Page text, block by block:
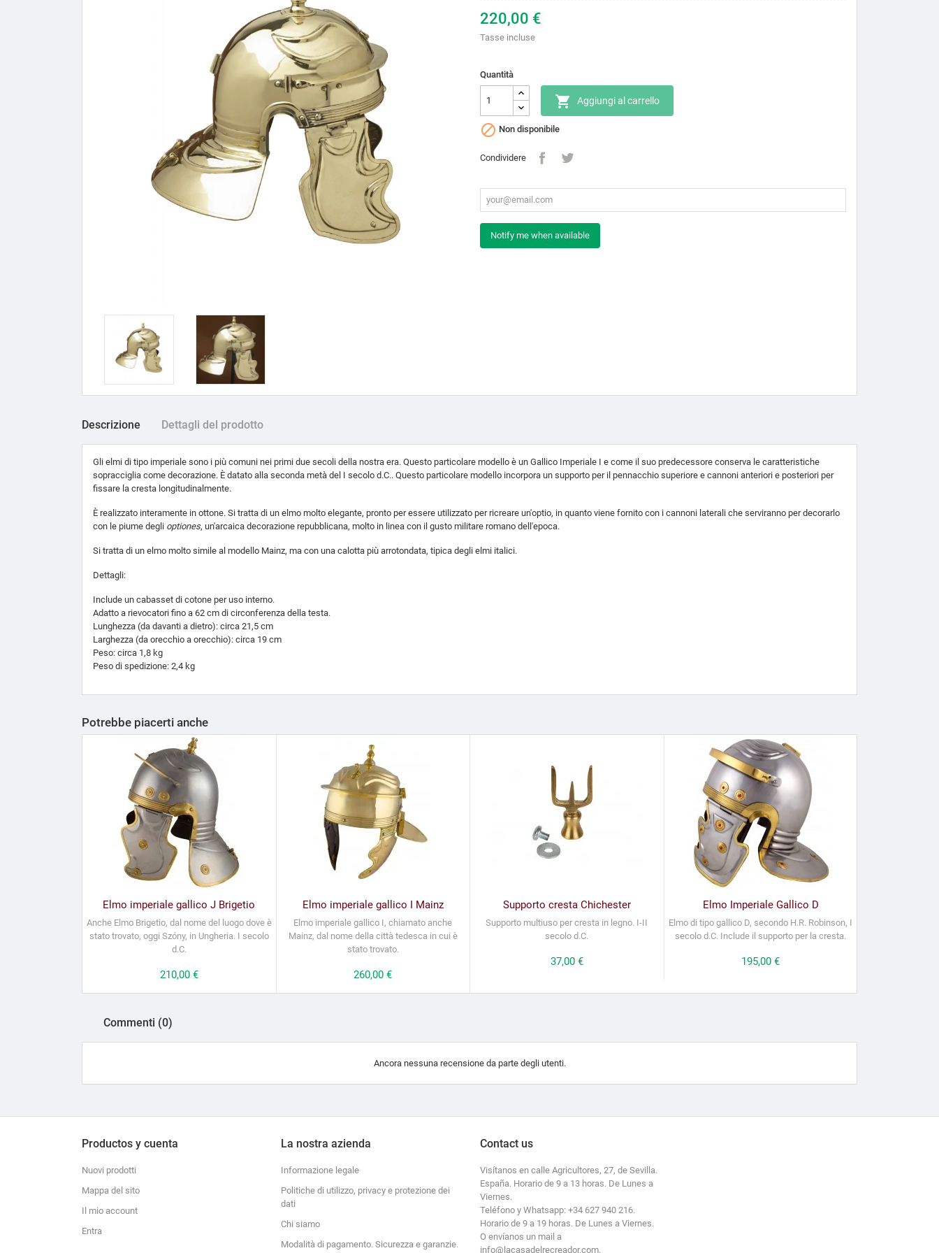
220,00 €
Tasse incluse
Quantità
 Aggiungi al carrello
 Non disponibile
Condividere
Notify me when available
Descrizione Dettagli del prodotto
Gli elmi di tipo imperiale sono i più comuni nei primi due secoli della nostra era. Questo particolare modello è un Gallico Imperiale I e come il suo predecessore conserva le caratteristiche
sopracciglia come decorazione. È datato alla seconda metà del I secolo d.C.. Questo particolare modello incorpora un supporto per il pennacchio superiore e cannoni anteriori e posteriori per
fissare la cresta longitudinalmente.
È realizzato interamente in ottone. Si tratta di un elmo molto elegante, pronto per essere utilizzato per ricreare un'optio, in quanto viene fornito con i cannoni laterali che serviranno per decorarlo
con le piume degli optiones, un'arcaica decorazione repubblicana, molto in linea con il gusto militare romano dell'epoca.
Si tratta di un elmo molto simile al modello Mainz, ma con una calotta più arrotondata, tipica degli elmi italici.
Dettagli:
Include un cabasset di cotone per uso interno.
Adatto a rievocatori fino a 62 cm di circonferenza della testa.
Lunghezza (da davanti a dietro): circa 21,5 cm
Larghezza (da orecchio a orecchio): circa 19 cm
Peso: circa 1,8 kg
Peso di spedizione: 2,4 kg
Potrebbe piacerti anche
Elmo imperiale gallico J Brigetio
Anche Elmo Brigetio, dal nome del luogo dove è
stato trovato, oggi Szóny, in Ungheria. I secolo
d.C.
Prezzo
210,00 €
Elmo imperiale gallico I Mainz
Elmo imperiale gallico I, chiamato anche
Mainz, dal nome della città tedesca in cui è
stato trovato.
Prezzo
260,00 €
Supporto cresta Chichester
Supporto multiuso per cresta in legno. I-II
secolo d.C.
Prezzo
37,00 €
Elmo Imperiale Gallico D
Elmo di tipo gallico D, secondo H.R. Robinson, I
secolo d.C. Include il supporto per la cresta.
Prezzo
195,00 €
Commenti (0)
Ancora nessuna recensione da parte degli utenti.
Productos y cuenta
Nuovi prodotti
Mappa del sito
Il mio account
Entra
La nostra azienda
Informazione legale
Politiche di utilizzo, privacy e protezione dei
dati
Chi siamo
Modalità di pagamento. Sicurezza e garanzie.
Contact us
Visítanos en calle Agricultores, 27, de Sevilla.
España. Horario de 9 a 13 horas. De Lunes a
Viernes.
Teléfono y Whatsapp: +34 627 940 216.
Horario de 9 a 19 horas. De Lunes a Viernes.
O envíanos un mail a
info@lacasadelrecreador.com.